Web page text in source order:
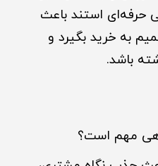
حرفه‌ای استند باعث
به خرید بگیرد و
باشد.
مهم است؟